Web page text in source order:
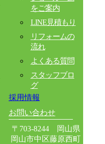
をご案内
LINE見積もり
リフォームの
流れ
よくある質問
スタッフブロ
グ
採用情報
お問い合わせ
〒703-8244 岡山県
岡山市中区藤原西町